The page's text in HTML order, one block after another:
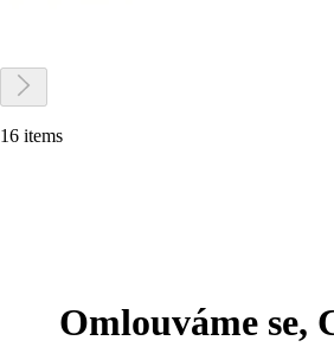
16 items
Omlouváme se,